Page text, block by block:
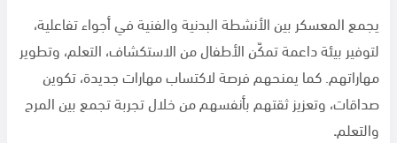
يجمع المعسكر بين الأنشطة البدنية والفنية في أجواء تفاعلية،
لتوفير بيئة داعمة تمكّن الأطفال من الاستكشاف، التعلم، وتطوير
مهاراتهم. كما يمنحهم فرصة لاكتساب مهارات جديدة، تكوين
صداقات، وتعزيز ثقتهم بأنفسهم من خلال تجربة تجمع بين المرح
والتعلم.